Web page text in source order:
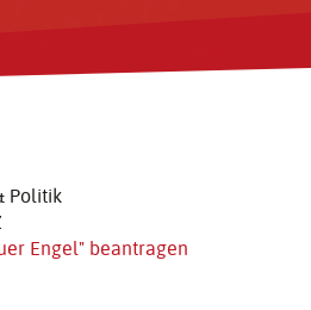
Politik
Engel" beantragen